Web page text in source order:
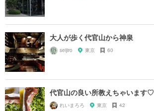
大人が歩く代官山から神泉
seijiro 東京 60
代官山の良い所教えちゃいます♡
れいまろろ 東京 42